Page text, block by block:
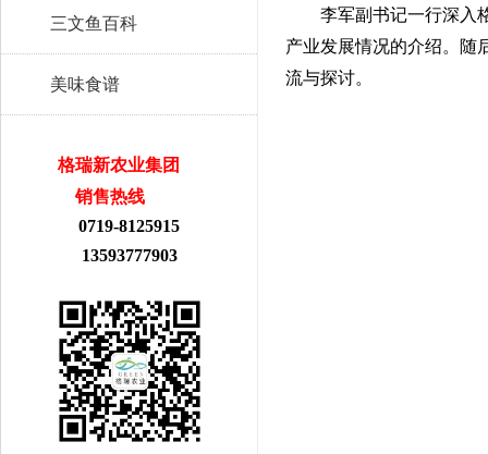
三文鱼百科
美味食谱
格瑞新农业集团
销售热线
0719-8125915
13593777903
李军副书记一行深入
产业发展情况的介绍。随
流与探讨。